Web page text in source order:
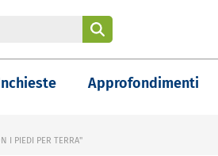
Approfondimenti
I PIEDI PER TERRA"